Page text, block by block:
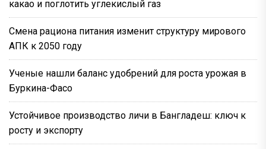
какао и поглотить углекислый газ
Смена рациона питания изменит структуру мирового
АПК к 2050 году
Ученые нашли баланс удобрений для роста урожая в
Буркина-Фасо
Устойчивое производство личи в Бангладеш: ключ к
росту и экспорту